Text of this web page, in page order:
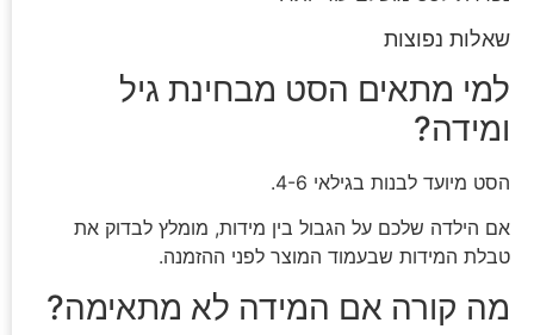
שאלות נפוצות
למי מתאים הסט מבחינת גיל
ומידה?
הסט מיועד לבנות בגילאי 4-6.
אם הילדה שלכם על הגבול בין מידות, מומלץ לבדוק את
טבלת המידות שבעמוד המוצר לפני ההזמנה.
מה קורה אם המידה לא מתאימה?